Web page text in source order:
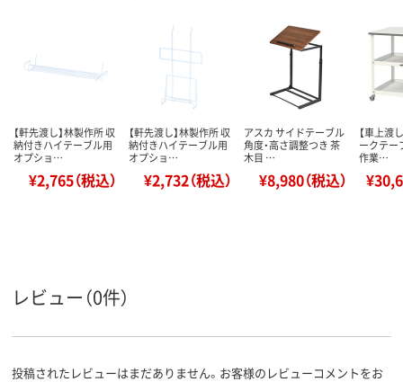
【軒先渡し】林製作所 収
納付きハイテーブル用
オプショ…
¥2,765（税込）
【軒先渡し】林製作所 収
納付きハイテーブル用
オプショ…
¥2,732（税込）
アスカ サイドテーブル
角度・高さ調整つき 茶
木目 …
¥8,980（税込）
【車上渡
ークテー
作業…
レビュー（0件）
投稿されたレビューはまだありません。お客様のレビューコメントをお